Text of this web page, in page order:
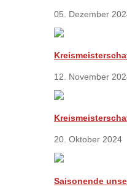
05. Dezember
12. November
20. Oktober 2024
Saisonende